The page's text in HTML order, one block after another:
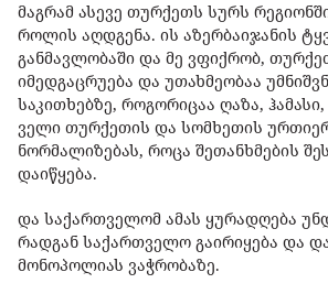
მაგრამ ასევე თურქეთს სურს
როლის აღდგენა. ის აზერბაიჯანის
განმავლობაში და მე ვფიქრობ,
იმედგაცრუება და უთახმეობაა
საკითხებზე, როგორიცაა ღაზა,
ველი თურქეთის და სომხეთის
ნორმალიზებას, როცა შეთანხმების
დაიწყება.
და საქართველომ ამას ყურადღება
რადგან საქართველო გაირიყება და
მონოპოლიას ვაჭრობაზე.